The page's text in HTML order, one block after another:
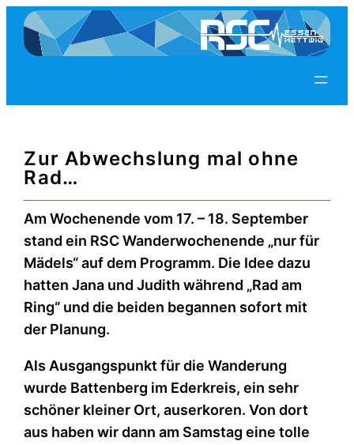
Zum
Inhalt
springen
Zur Abwechslung mal ohne
Rad…
Am Wochenende vom 17. – 18. September
stand ein RSC Wanderwochenende „nur für
Mädels“ auf dem Programm. Die Idee dazu
hatten Jana und Judith während „Rad am
Ring“ und die beiden begannen sofort mit
der Planung.
Als Ausgangspunkt für die Wanderung
wurde Battenberg im Ederkreis, ein sehr
schöner kleiner Ort, auserkoren. Von dort
aus haben wir dann am Samstag eine tolle